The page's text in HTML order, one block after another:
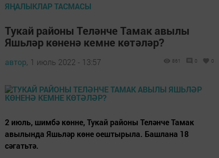
ЯҢАЛЫКЛАР ТАСМАСЫ
Тукай районы Теләнче Тамак авылы
Яшьләр көненә кемне көтәләр?
автор, 1 июль 2022 - 13:57 861 0 0
2 июль, шимбә көнне, Тукай районы Теләнче Тамак
авылында Яшьләр көне оештырыла. Башлана 18
сәгатьтә.